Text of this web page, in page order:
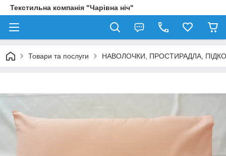
Текстильна компанія "Чарівна ніч"
Товари та послуги НАВОЛОЧКИ, ПРОСТИРАДЛА,